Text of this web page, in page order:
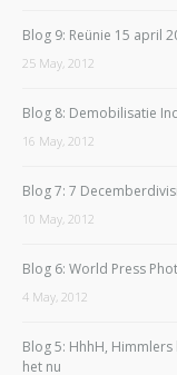
Blog 9: Reünie 15 april
25 May, 2012
Blog 8: Demobilisatie
16 May, 2012
Blog 7: 7
10 May, 2012
Blog 6: World Press
4 May, 2012
Blog 5: HhhH,
het nu